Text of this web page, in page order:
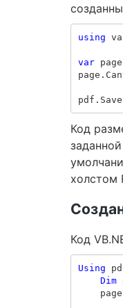
using
var page
page .
pdf . Save
Код
холстом
Код
Using
Dim
page